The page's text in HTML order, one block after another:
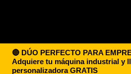
🔴 DÚO PERFECTO PARA
Adquiere tu máquina industrial y
personalizadora GRATIS